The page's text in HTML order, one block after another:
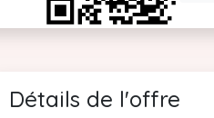
Détails de l'offre